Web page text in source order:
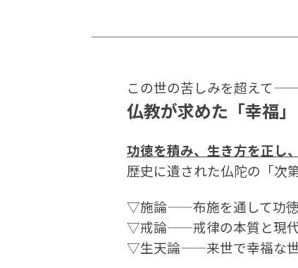
この世の苦しみを超えて―――
仏教が求めた「幸福」
功徳を積み、生き方を正し
歴史に遺された仏陀の「次
▽施論――布施を通して功徳
▽戒論――戒律の本質と現
▽生天論――来世で幸福な世